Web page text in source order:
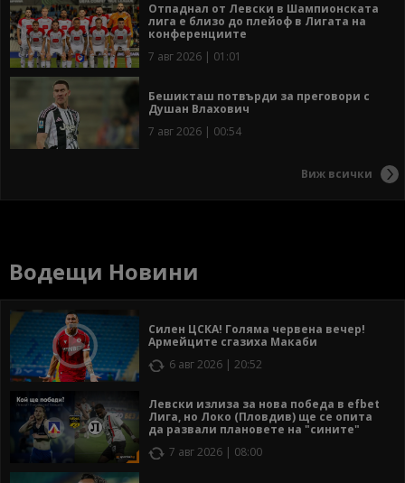
Отпаднал от Левски в Шампионската
лига е близо до плейоф в Лигата на
конференциите
7 авг 2026 | 01:01
Бешикташ потвърди за преговори с
Душан Влахович
7 авг 2026 | 00:54
Виж всички
Водещи Новини
Силен ЦСКА! Голяма червена вечер!
Армейците сгазиха Макаби
6 авг 2026 | 20:52
Левски излиза за нова победа в efbet
Лига, но Локо (Пловдив) ще се опита
да развали плановете на "сините"
7 авг 2026 | 08:00